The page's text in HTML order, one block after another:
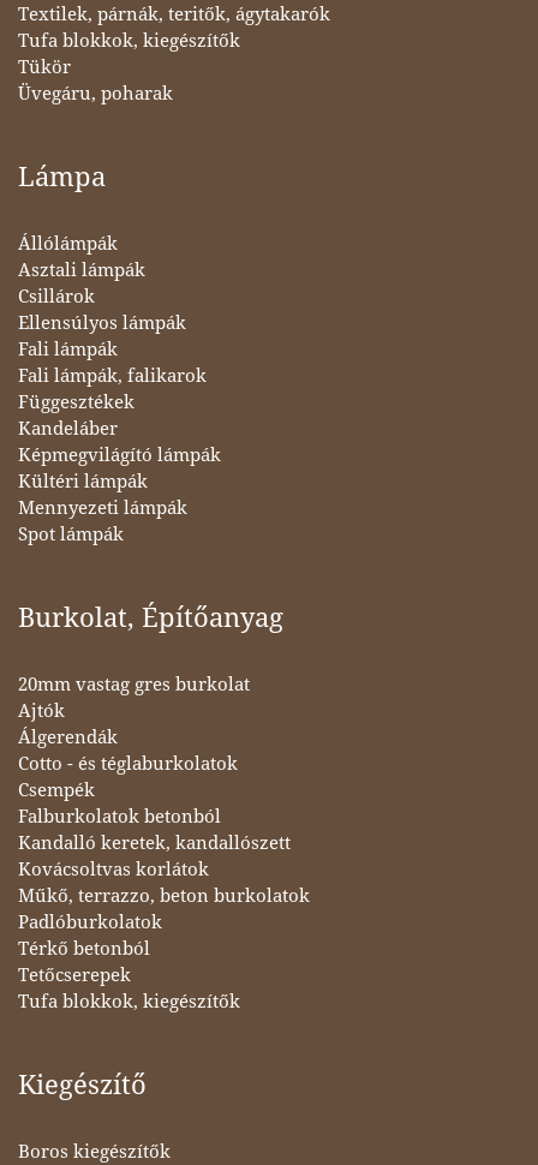
Textilek, párnák, teritők, ágytakarók
Tufa blokkok, kiegészítők
Tükör
Üvegáru, poharak
Lámpa
Állólámpák
Asztali lámpák
Csillárok
Ellensúlyos lámpák
Fali lámpák
Fali lámpák, falikarok
Függesztékek
Kandeláber
Képmegvilágító lámpák
Kültéri lámpák
Mennyezeti lámpák
Spot lámpák
Burkolat, Építőanyag
20mm vastag gres burkolat
Ajtók
Álgerendák
Cotto - és téglaburkolatok
Csempék
Falburkolatok betonból
Kandalló keretek, kandallószett
Kovácsoltvas korlátok
Műkő, terrazzo, beton burkolatok
Padlóburkolatok
Térkő betonból
Tetőcserepek
Tufa blokkok, kiegészítők
Kiegészítő
Boros kiegészítők